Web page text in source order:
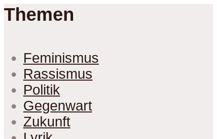
Themen
Feminismus
Rassismus
Politik
Gegenwart
Zukunft